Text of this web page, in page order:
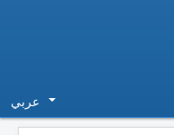
عربي